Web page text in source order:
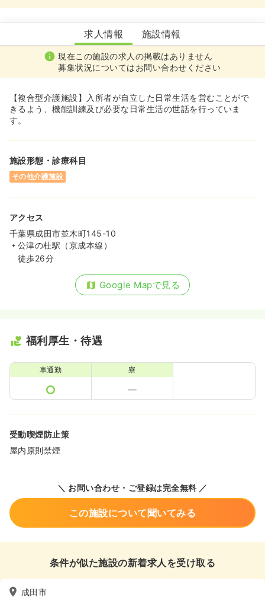
成田ケアセンターそよ風
求人情報 施設情報
現在この施設の求人の掲載はありません
募集状況についてはお問い合わせください
【複合型介護施設】入所者が自立した日常生活を営むことがで
きるよう、機能訓練及び必要な日常生活の世話を行っていま
す。
施設形態・診療科目
その他介護施設
アクセス
千葉県成田市並木町145-10
公津の杜駅（京成本線）
徒歩26分
Google Mapで見る
福利厚生・待遇
車通勤 寮
受動喫煙防止策
屋内原則禁煙
＼ お問い合わせ・ご登録は完全無料 ／
この施設について聞いてみる
条件が似た施設の新着求人を受け取る
成田市